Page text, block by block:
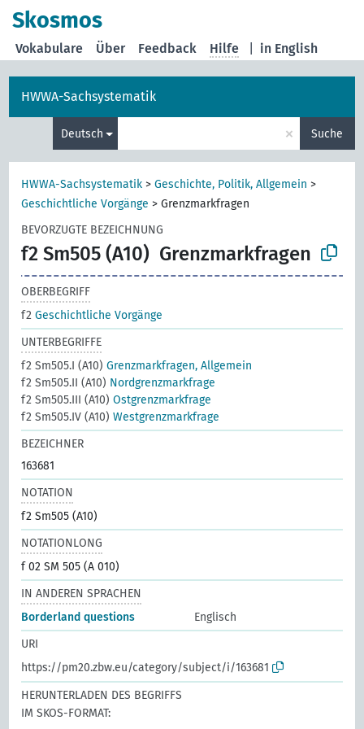
Skosmos
in English
Vokabulare Über Feedback Hilfe
HWWA-Sachsystematik
Deutsch × Suche
HWWA-Sachsystematik >Geschichte, Politik, Allgemein >
Geschichtliche Vorgänge >Grenzmarkfragen
BEVORZUGTE BEZEICHNUNG
f2 Sm505 (A10) Grenzmarkfragen
OBERBEGRIFF
f2Geschichtliche Vorgänge
UNTERBEGRIFFE
f2 Sm505.I (A10)Grenzmarkfragen, Allgemein
f2 Sm505.II (A10) Nordgrenzmarkfrage
f2 Sm505.III (A10)Ostgrenzmarkfrage
f2 Sm505.IV (A10)Westgrenzmarkfrage
BEZEICHNER
163681
NOTATION
f2 Sm505 (A10)
NOTATIONLONG
f 02 SM 505 (A 010)
IN ANDEREN SPRACHEN
Borderland questions
Englisch
URI
https://pm20.zbw.eu/category/subject/i/163681
HERUNTERLADEN DES BEGRIFFS
IM SKOS-FORMAT: